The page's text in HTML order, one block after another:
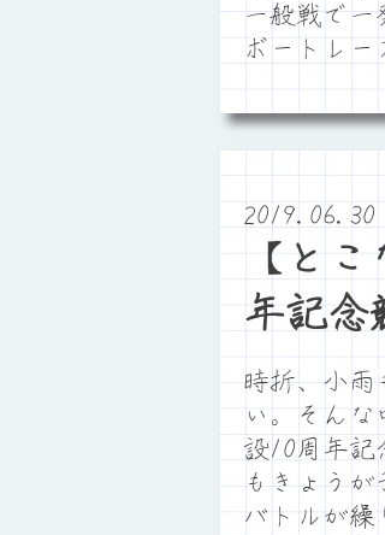
一般戦で一
ボートレ
2019.06.30
【と
年記念
時折、小雨
い。そん
設10周年記
もきょうが
バトルが繰